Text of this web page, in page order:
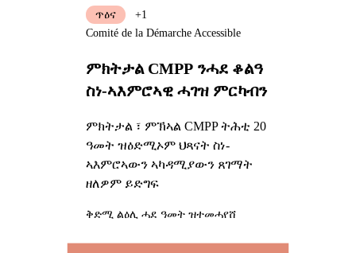
ምክትታል CMPP ንሓደ ቆልዓ
ስነ-ኣእምሮኣዊ ሓገዝ ምርካብን
ምክትታል ፣ ምኽኣል CMPP ትሕቲ 20
ዓመት ዝዕድሚኦም ህጻናት ስነ-
ኣእምሮኣውን ኣካዳሚያውን ጸገማት
ዘለዎም ይድግፍ
ጥዕና
+1
Comité de la Démarche Accessible
ቅድሚ ልዕሊ ሓደ ዓመት ዝተመሓየሸ